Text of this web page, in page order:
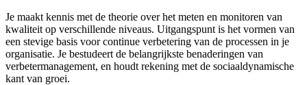
Je maakt kennis met de theorie over het meten en monitoren van
kwaliteit op verschillende niveaus. Uitgangspunt is het vormen van
een stevige basis voor continue verbetering van de processen in je
organisatie. Je bestudeert de belangrijkste benaderingen van
verbetermanagement, en houdt rekening met de sociaaldynamische
kant van groei.